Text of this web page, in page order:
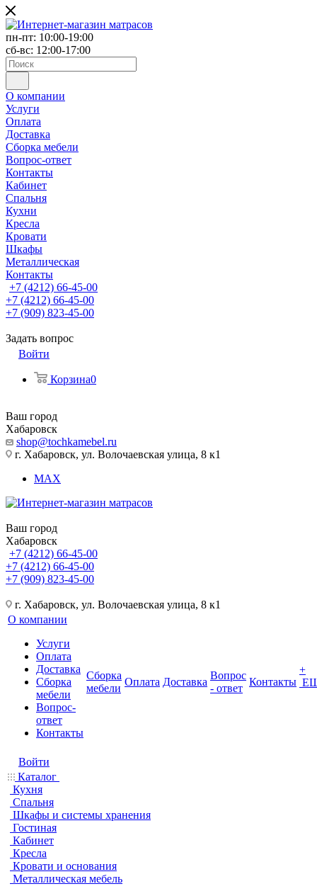
пн-пт: 10:00-19:00
сб-вс: 12:00-17:00
О компании
Услуги
Оплата
Доставка
Сборка мебели
Вопрос-ответ
Контакты
Кабинет
Спальня
Кухни
Кресла
Кровати
Шкафы
Металлическая
Контакты
+7 (4212) 66-45-00
+7 (4212) 66-45-00
+7 (909) 823-45-00
Задать вопрос
Войти
Корзина0
Ваш город
Хабаровск
shop@tochkamebel.ru
г. Хабаровск, ул. Волочаевская улица, 8 к1
MAX
Ваш город
Хабаровск
+7 (4212) 66-45-00
+7 (4212) 66-45-00
+7 (909) 823-45-00
г. Хабаровск, ул. Волочаевская улица, 8 к1
О компании
Услуги
Оплата
Доставка
Сборка
мебели
Вопрос-
ответ
Контакты
Сборка
мебели
Оплата Доставка
Вопрос
- ответ
Контакты
+
Войти
Каталог
Кухня
Спальня
Шкафы и системы хранения
Гостиная
Кабинет
Кресла
Кровати и основания
Металлическая мебель